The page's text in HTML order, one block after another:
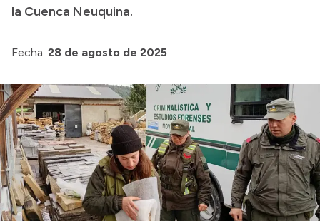
Consulta de expedientes
Convocatorias
Intranet
Login
la Cuenca Neuquina.
Fecha: 28 de agosto de 2025